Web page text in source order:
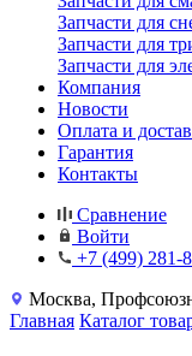
Запчасти для
Запчасти для
Запчасти для
Компания
Новости
Оплата и
Гарантия
Контакты
Сравнение
Войти
+7 (499) 281-
Москва,
Главная Каталог